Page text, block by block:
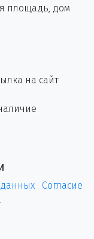
площадь, дом
на сайт
Согласие